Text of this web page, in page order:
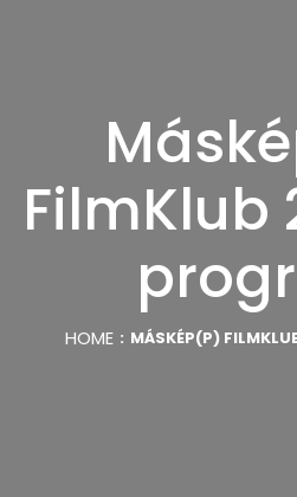
FilmKlub
HOME MÁSKÉP(P)